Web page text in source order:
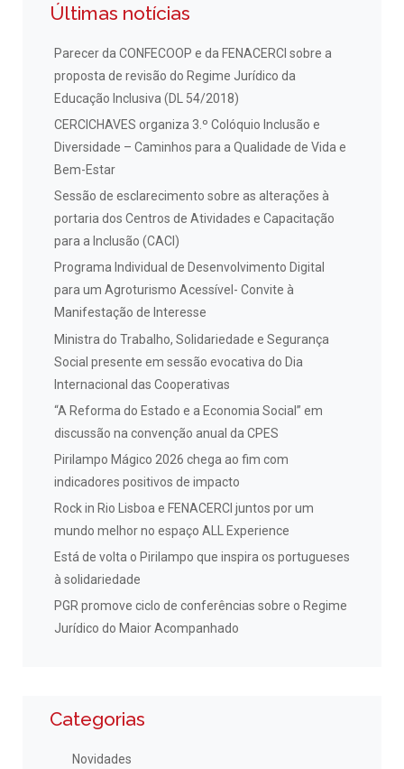
Últimas notícias
Parecer da CONFECOOP e da FENACERCI sobre a
proposta de revisão do Regime Jurídico da
Educação Inclusiva (DL 54/2018)
CERCICHAVES organiza 3.º Colóquio Inclusão e
Diversidade – Caminhos para a Qualidade de Vida e
Bem-Estar
Sessão de esclarecimento sobre as alterações à
portaria dos Centros de Atividades e Capacitação
para a Inclusão (CACI)
Programa Individual de Desenvolvimento Digital
para um Agroturismo Acessível- Convite à
Manifestação de Interesse
Ministra do Trabalho, Solidariedade e Segurança
Social presente em sessão evocativa do Dia
Internacional das Cooperativas
“A Reforma do Estado e a Economia Social” em
discussão na convenção anual da CPES
Pirilampo Mágico 2026 chega ao fim com
indicadores positivos de impacto
Rock in Rio Lisboa e FENACERCI juntos por um
mundo melhor no espaço ALL Experience
Está de volta o Pirilampo que inspira os portugueses
à solidariedade
PGR promove ciclo de conferências sobre o Regime
Jurídico do Maior Acompanhado
Categorias
Novidades